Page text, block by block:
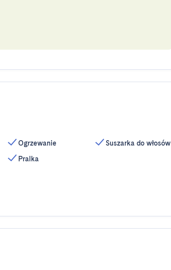
Ogrzewanie
Pralka
Suszarka do włosów